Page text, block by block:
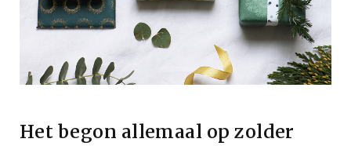
Het begon allemaal op zolder